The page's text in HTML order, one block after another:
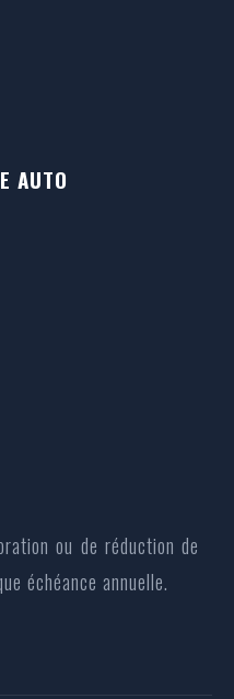
AUTO
ou de réduction de
échéance annuelle.